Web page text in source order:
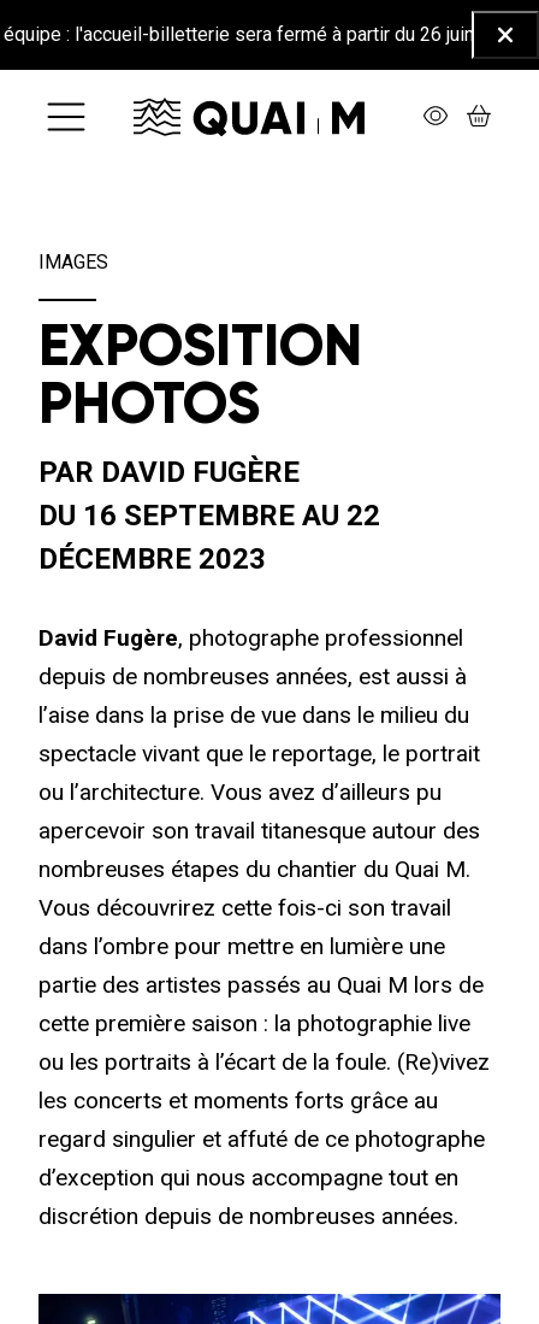
: l'accueil-billetterie sera fermé à partir du 26 juin jusqu'au
IMAGES
EXPOSITION
PHOTOS
PAR DAVID FUGÈRE
DU 16 SEPTEMBRE AU 22
DÉCEMBRE 2023
David Fugère, photographe professionnel
depuis de nombreuses années, est aussi à
l’aise dans la prise de vue dans le milieu du
spectacle vivant que le reportage, le portrait
ou l’architecture. Vous avez d’ailleurs pu
apercevoir son travail titanesque autour des
nombreuses étapes du chantier du Quai M.
Vous découvrirez cette fois-ci son travail
dans l’ombre pour mettre en lumière une
partie des artistes passés au Quai M lors de
cette première saison : la photographie live
ou les portraits à l’écart de la foule. (Re)vivez
les concerts et moments forts grâce au
regard singulier et affuté de ce photographe
d’exception qui nous accompagne tout en
discrétion depuis de nombreuses années.